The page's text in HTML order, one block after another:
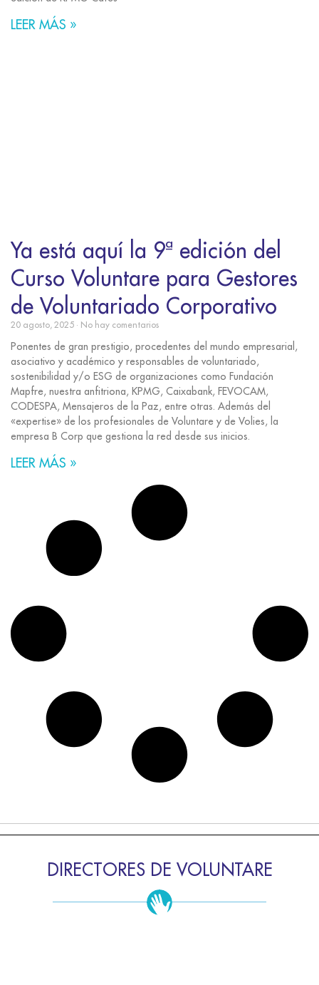
LEER MÁS »
Ya está aquí la 9ª edición del
Curso Voluntare para Gestores
de Voluntariado Corporativo
20 agosto, 2025 No hay comentarios
Ponentes de gran prestigio, procedentes del mundo empresarial,
asociativo y académico y responsables de voluntariado,
sostenibilidad y/o ESG de organizaciones como Fundación
Mapfre, nuestra anfitriona, KPMG, Caixabank, FEVOCAM,
CODESPA, Mensajeros de la Paz, entre otras. Además del
«expertise» de los profesionales de Voluntare y de Volies, la
empresa B Corp que gestiona la red desde sus inicios.
LEER MÁS »
DIRECTORES DE VOLUNTARE